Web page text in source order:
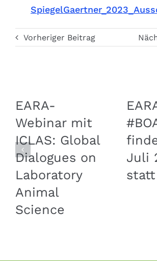
Vorheriger Beitrag
EARA-
Webinar mit
ICLAS: Global
Dialogues on
Laboratory
Animal
Science
Juli
statt